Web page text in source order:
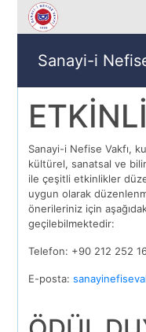
Sanayi-i
Sanayi-i Nefise Vakfı,
kültürel, sanatsal ve
ile çeşitli etkinlikler
uygun olarak
önerileriniz için
geçilebilmektedir:
Telefon: +90 212 252
E-posta: